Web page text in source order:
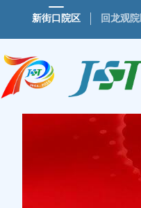
新街口院区 回龙观